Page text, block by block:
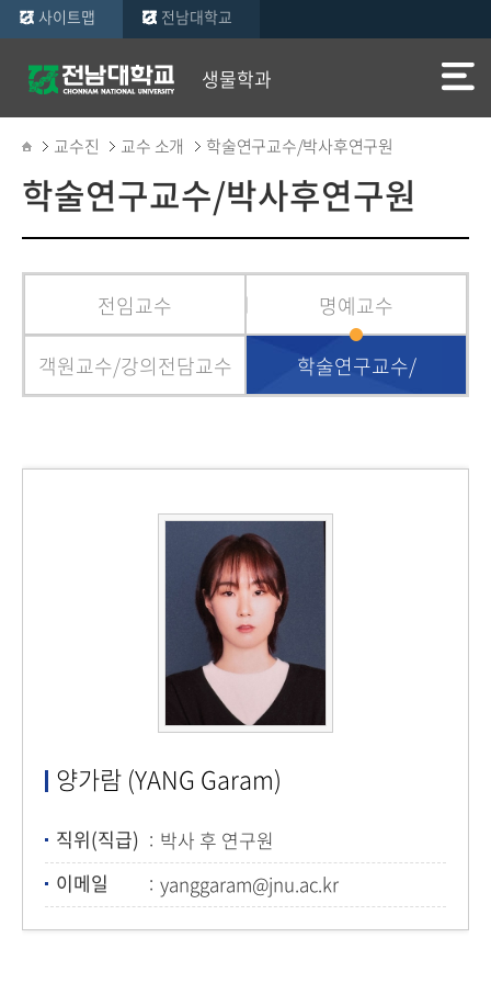
사이트맵 전남대학교
생물학과
교수진 교수 소개 학술연구교수/박사후연구원
학술연구교수/박사후연구원
전임교수 명예교수
객원교수/강의전담교수 학술연구교수/
양가람 (YANG Garam)
직위(직급)
박사 후 연구원
이메일
yanggaram@jnu.ac.kr